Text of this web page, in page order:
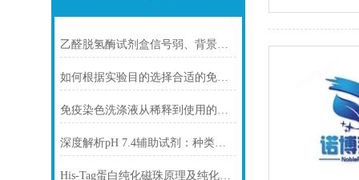
乙醛脱氢酶试剂盒信号弱、背景高、重复性差怎么办？
如何根据实验目的选择合适的免疫染色封闭剂
免疫染色洗涤液从稀释到使用的完整流程
深度解析pH 7.4辅助试剂：种类、选择
His-Tag蛋白纯化磁珠原理及纯化步骤